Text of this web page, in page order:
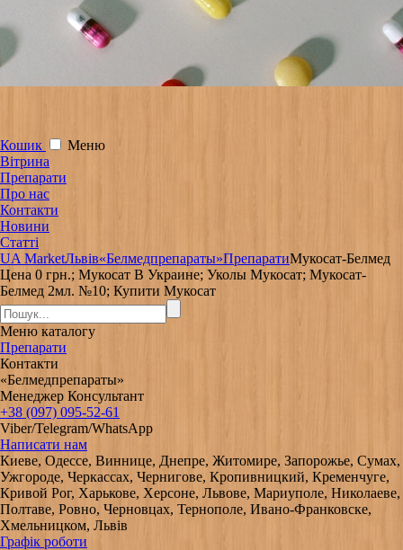
Кошик
Меню
Вітрина
Препарати
Про нас
Контакти
Новини
Статті
UA MarketЛьвів«Белмедпрепараты»ПрепаратиМукосат-Белмед
Цена 0 грн.; Мукосат В Украине; Уколы Мукосат; Мукосат-
Белмед 2мл. №10; Купити Мукосат
Меню каталогу
Препарати
Контакти
«Белмедпрепараты»
Менеджер Консультант
+38 (097) 095-52-61
Viber/Telegram/WhatsApp
Написати нам
Киеве, Одессе, Виннице, Днепре, Житомире, Запорожье, Сумах,
Ужгороде, Черкассах, Чернигове, Кропивницкий, Кременчуге,
Кривой Рог, Харькове, Херсоне, Львове, Мариуполе, Николаеве,
Полтаве, Ровно, Черновцах, Тернополе, Ивано-Франковске,
Хмельницком, Львів
Графік роботи